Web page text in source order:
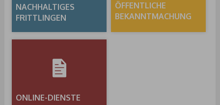
NACHHALTIGES
FRITTLINGEN
ÖFFENTLICHE
BEKANNTMACHUNG
ONLINE-DIENSTE